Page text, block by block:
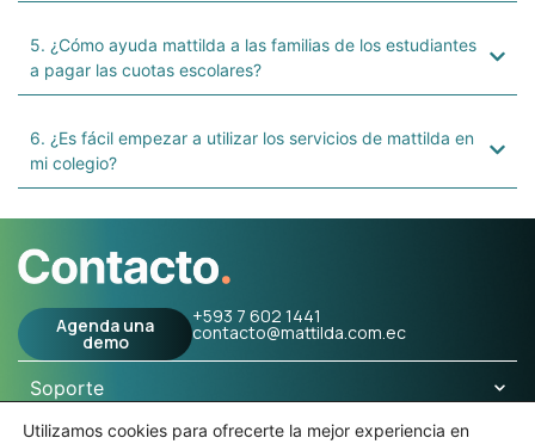
5. ¿Cómo ayuda mattilda a las familias de los estudiantes
a pagar las cuotas escolares?
6. ¿Es fácil empezar a utilizar los servicios de mattilda en
mi colegio?
Agenda una
demo
+593 7 602 1441
contacto@mattilda.com.ec
Soporte
Utilizamos cookies para ofrecerte la mejor experiencia en